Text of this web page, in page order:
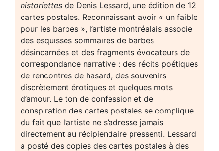
historiettes de Denis Lessard, une édition de 12
cartes postales. Reconnaissant avoir « un faible
pour les barbes », l’artiste montréalais associe
des esquisses sommaires de barbes
désincarnées et des fragments évocateurs de
correspondance narrative : des récits poétiques
de rencontres de hasard, des souvenirs
discrètement érotiques et quelques mots
d’amour. Le ton de confession et de
conspiration des cartes postales se complique
du fait que l’artiste ne s’adresse jamais
directement au récipiendaire pressenti. Lessard
a posté des copies des cartes postales à des